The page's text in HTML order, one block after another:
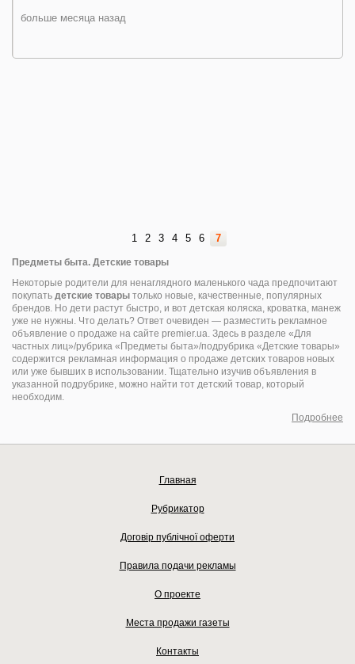
больше месяца назад
1 2 3 4 5 6 7
Предметы быта. Детские товары
Некоторые родители для ненаглядного маленького чада предпочитают
покупать детские товары только новые, качественные, популярных
брендов. Но дети растут быстро, и вот детская коляска, кроватка, манеж
уже не нужны. Что делать? Ответ очевиден — разместить рекламное
объявление о продаже на сайте premier.ua. Здесь в разделе «Для
частных лиц»/рубрика «Предметы быта»/подрубрика «Детские товары»
содержится рекламная информация о продаже детских товаров новых
или уже бывших в использовании. Тщательно изучив объявления в
указанной подрубрике, можно найти тот детский товар, который
необходим.
Подробнее
Главная
Рубрикатор
Договір публічної оферти
Правила подачи рекламы
О проекте
Места продажи газеты
Контакты